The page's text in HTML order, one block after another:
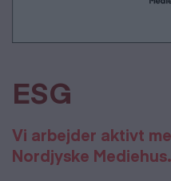
ESG
Vi arbejder aktivt
Nordjyske Mediehus.